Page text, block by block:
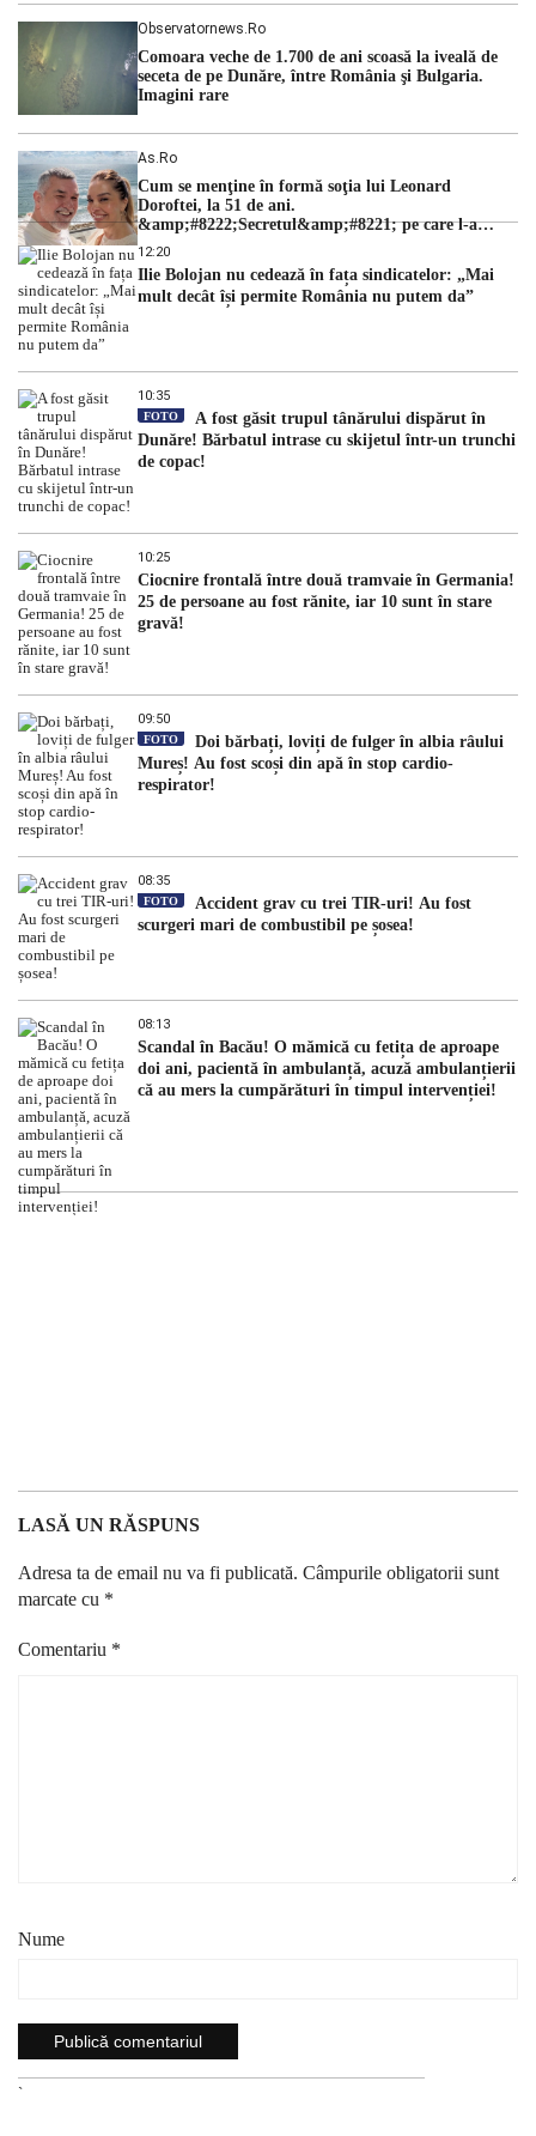
Observatornews.ro
Comoara veche de 1.700 de ani scoasă la iveală de
seceta de pe Dunăre, între România şi Bulgaria.
Imagini rare
As.ro
Cum se menţine în formă soţia lui Leonard
Doroftei, la 51 de ani.
&amp;#8222;Secretul&amp;#8221; pe care l-a
dezvăluit
12:20
Ilie Bolojan nu cedează în fața sindicatelor: „Mai
mult decât își permite România nu putem da”
10:35
FOTO
A fost găsit trupul tânărului dispărut în
Dunăre! Bărbatul intrase cu skijetul într-un trunchi
de copac!
10:25
Ciocnire frontală între două tramvaie în Germania!
25 de persoane au fost rănite, iar 10 sunt în stare
gravă!
09:50
FOTO
Doi bărbați, loviți de fulger în albia râului
Mureș! Au fost scoși din apă în stop cardio-
respirator!
08:35
FOTO
Accident grav cu trei TIR-uri! Au fost
scurgeri mari de combustibil pe șosea!
08:13
Scandal în Bacău! O mămică cu fetița de aproape
doi ani, pacientă în ambulanță, acuză ambulanțierii
că au mers la cumpărături în timpul intervenției!
LASĂ UN RĂSPUNS
Adresa ta de email nu va fi publicată. Câmpurile obligatorii sunt
marcate cu *
Comentariu *
Nume
`